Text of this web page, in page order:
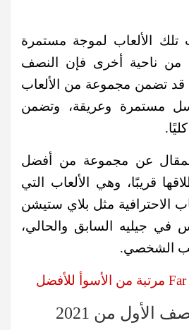
تلك الألعاب لموجة مستمرة
من ناحية أخرى فإن النصف
الأول من عام 2021 قد تضمن مجموعة من الألعاب
مستمرة وعريقة، وتضمن
عن مجموعة من أفضل
قريبًا، وهي الألعاب التي
الاحترافية مثل بلاي ستيشن
في جيليه السابق والحالي،
الشخصي.
الأول من 2021